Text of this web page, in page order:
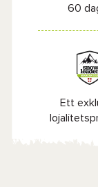
60
Ett